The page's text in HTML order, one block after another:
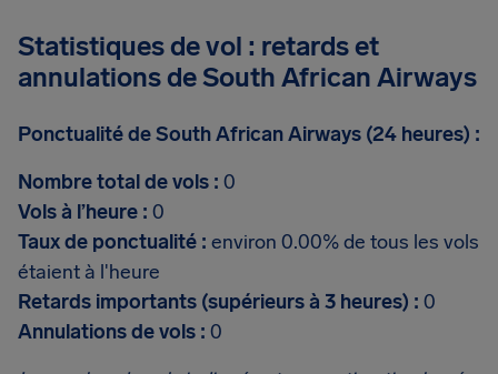
Statistiques de vol : retards et
annulations de South African Airways
Ponctualité de South African Airways (24 heures) :
Nombre total de vols : 0
Vols à l’heure : 0
Taux de ponctualité : environ 0.00% de tous les vols
étaient à l'heure
Retards importants (supérieurs à 3 heures) : 0
Annulations de vols : 0